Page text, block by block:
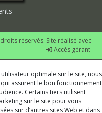
réservés. Site réalisé avec
Accès gérant
optimale sur le site, nous
assurent le bon fonctionnement
Certains tiers utilisent
sur le site pour vous
sur d’autres sites Web et dans